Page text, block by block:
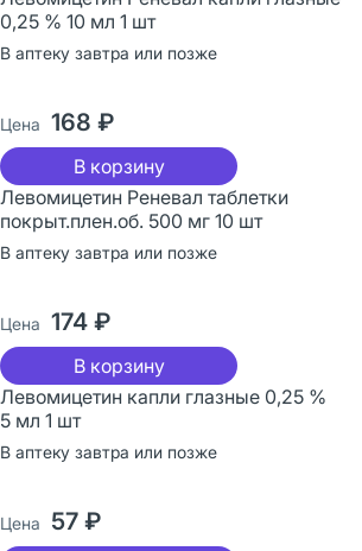
0,25 % 10 мл 1 шт
В аптеку завтра или позже
Цена 168 ₽
В корзину
Левомицетин Реневал таблетки
покрыт.плен.об. 500 мг 10 шт
В аптеку завтра или позже
Цена 174 ₽
В корзину
Левомицетин капли глазные 0,25 %
5 мл 1 шт
В аптеку завтра или позже
Цена 57 ₽